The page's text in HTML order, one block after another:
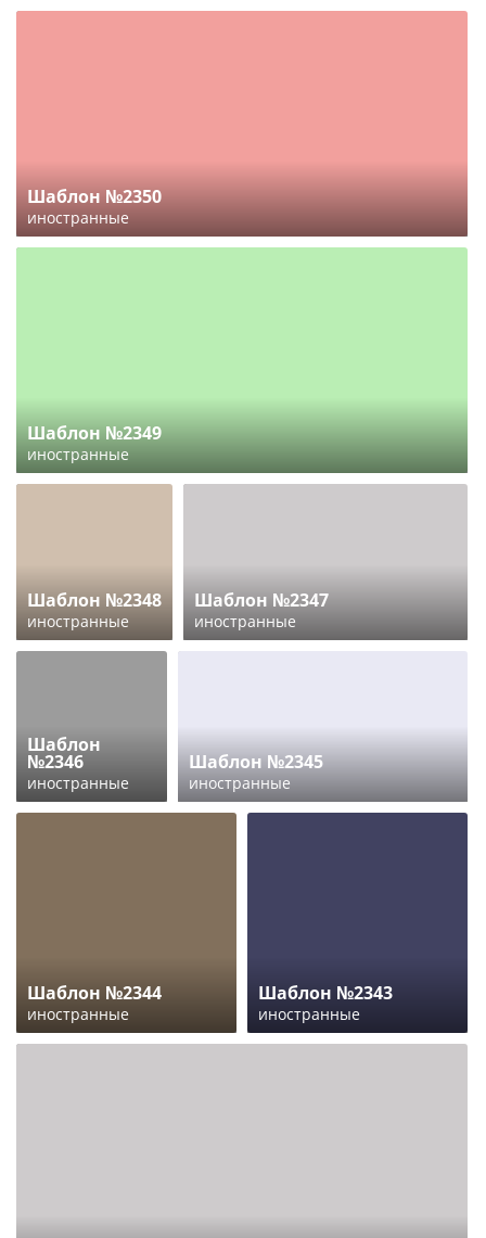
Шаблон №2350
иностранные
Шаблон №2349
иностранные
Шаблон №2348
иностранные
Шаблон №2347
иностранные
Шаблон
№2346
иностранные
Шаблон №2345
иностранные
Шаблон №2344
иностранные
Шаблон №2343
иностранные